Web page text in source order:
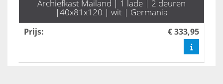
Archiefkast Mailand | 1 lade | 2 deuren
|40x81x120 | wit | Germania
Prijs: € 333,95